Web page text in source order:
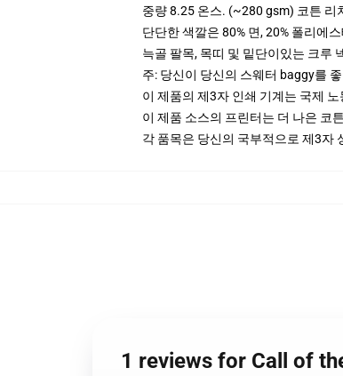
중량 8.25 온스. (~280 gsm) 코튼 리
단단한 색깔은 80% 면, 20% 폴리에
늑골 팔목, 목띠 및 밑단이있는 크루
주: 당신이 당신의 스웨터 baggy를
이 제품의 제3자 인쇄 기계는 국제
이 제품 소스의 프린터는 더 나은 코
각 품목은 당신의 국부적으로 제3자
1 reviews for Call of